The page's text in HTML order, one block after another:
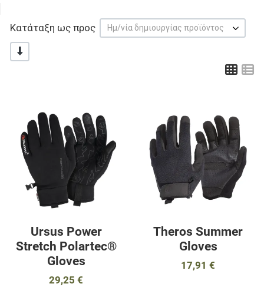
Κατάταξη ως προς Ημ/νία δημιουργίας προϊόντος
-/+
Προσθήκη στα αγαπημένα
Προσθήκη για σύγκριση
Γρήγορη ματιά
Ursus Power
Stretch Polartec®
Gloves
29,25 €
Theros Summer
Gloves
17,91 €